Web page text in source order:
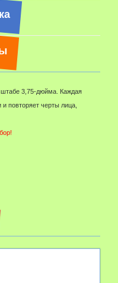
3,75-дюйма. Каждая
повторяет черты лица,